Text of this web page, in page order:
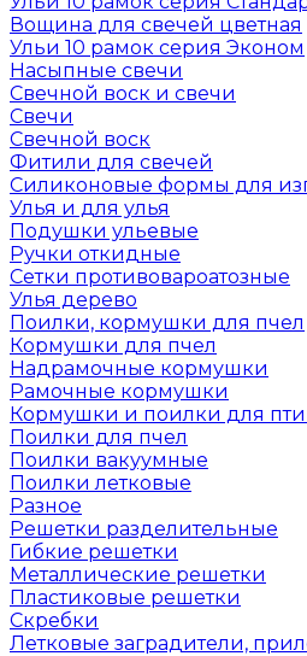
Вощина для свечей цветная
Ульи 10 рамок серия Эконом
Насыпные свечи
Свечной воск и свечи
Свечи
Свечной воск
Фитили для свечей
Силиконовые формы для
Улья и для улья
Подушки ульевые
Ручки откидные
Сетки противовароатозные
Улья дерево
Поилки, кормушки для пчел
Кормушки для пчел
Надрамочные кормушки
Рамочные кормушки
Кормушки и поилки для
Поилки для пчел
Поилки вакуумные
Поилки летковые
Разное
Решетки разделительные
Гибкие решетки
Металлические решетки
Пластиковые решетки
Скребки
Летковые заградители,